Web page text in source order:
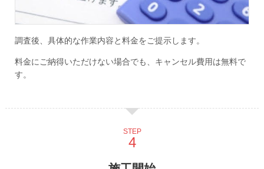
調査後、具体的な作業内容と料金をご提示します。
料金にご納得いただけない場合でも、キャンセル費用は無料で
す。
STEP